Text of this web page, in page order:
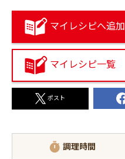
マイレシピへ追加
マイレシピ一覧
ポスト
timer 調理時間